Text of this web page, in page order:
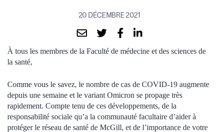
20 DÉCEMBRE 2021
À tous les membres de la Faculté de médecine et des sciences de
la santé,
Comme vous le savez, le nombre de cas de COVID-19 augmente
depuis une semaine et le variant Omicron se propage très
rapidement. Compte tenu de ces développements, de la
responsabilité sociale qu’a la communauté facultaire d’aider à
protéger le réseau de santé de McGill, et de l’importance de votre